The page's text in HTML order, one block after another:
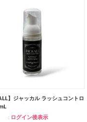
】ジャッカル ラッシュコントロ
ログイン後表示